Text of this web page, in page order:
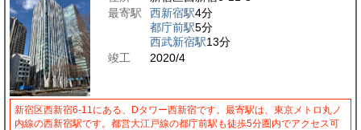
最寄駅
西新宿駅4分
都庁前駅5分
西武新宿駅13分
竣工
2020/4
新宿区西新宿6-11にある、Dタワー西新宿です。最寄駅は、東京メトロ丸ノ
内線の西新宿駅です。都営大江戸線の都庁前駅も徒歩5分圏内でアクセス可